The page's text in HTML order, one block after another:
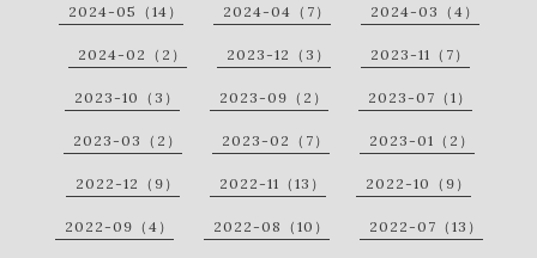
2024-05（14） 2024-04（7） 2024-03（4）
2024-02（2） 2023-12（3） 2023-11（7）
2023-10（3） 2023-09（2） 2023-07（1）
2023-03（2） 2023-02（7） 2023-01（2）
2022-12（9） 2022-11（13） 2022-10（9）
2022-09（4） 2022-08（10） 2022-07（13）